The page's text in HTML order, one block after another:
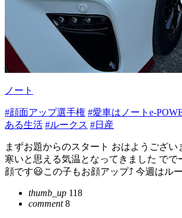
ノート
#顔面アップ選手権 #愛車はノートe-
ある生活 #ルークス #日産
まずお題からのスタート おはようござい
寒いと思える気温となってきました でで
顔です😃この子もお顔アップ⤴️ 今週はル
thumb_up 118
comment8